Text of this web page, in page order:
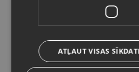
Stāvoklis Mazlietots (Garantija 12
230.00 €
10.46€/mēn.
Saglabāt
ATĻAUT VISAS